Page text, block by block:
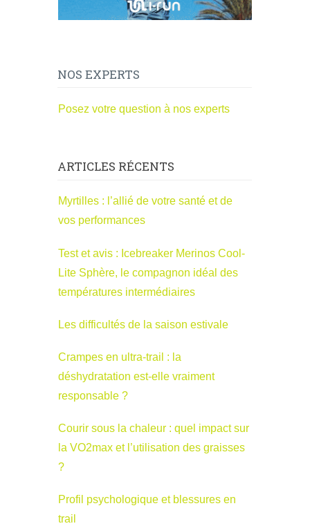
NOS EXPERTS
Posez votre question à nos experts
ARTICLES RÉCENTS
Myrtilles : l’allié de votre santé et de
vos performances
Test et avis : Icebreaker Merinos Cool-
Lite Sphère, le compagnon idéal des
températures intermédiaires
Les difficultés de la saison estivale
Crampes en ultra-trail : la
déshydratation est-elle vraiment
responsable ?
Courir sous la chaleur : quel impact sur
la VO2max et l’utilisation des graisses
?
Profil psychologique et blessures en
trail